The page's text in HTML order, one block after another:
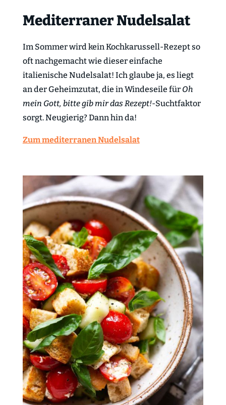
Mediterraner Nudelsalat
Im Sommer wird kein Kochkarussell-Rezept so
oft nachgemacht wie dieser einfache
italienische Nudelsalat! Ich glaube ja, es liegt
an der Geheimzutat, die in Windeseile für Oh
mein Gott, bitte gib mir das Rezept!-Suchtfaktor
sorgt. Neugierig? Dann hin da!
Zum mediterranen Nudelsalat